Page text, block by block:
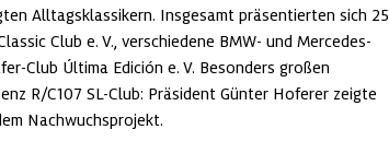
Alltagsklassikern. Insgesamt präsentierten sich 25
Club e. V., verschiedene BMW- und Mercedes-
Club Última Edición e. V. Besonders großen
R/C107 SL-Club: Präsident Günter Hoferer zeigte
Nachwuchsprojekt.